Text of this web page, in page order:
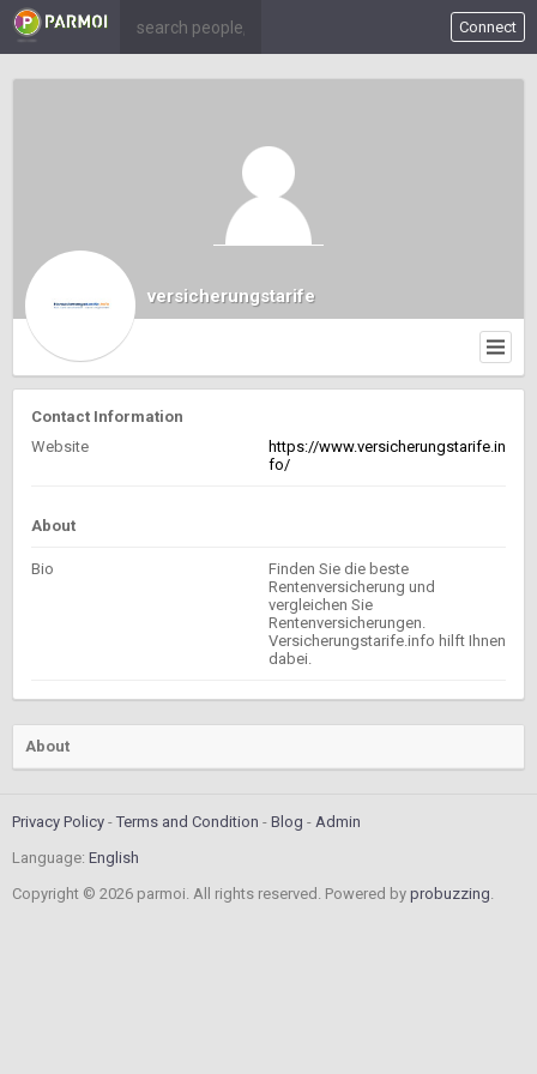
Connect
versicherungstarife
Contact Information
Website
https://www.versicherungstarife.in
fo/
About
Bio
Finden Sie die beste
Rentenversicherung und
vergleichen Sie
Rentenversicherungen.
Versicherungstarife.info hilft Ihnen
dabei.
About
Privacy Policy Terms and Condition Blog
Admin
Language: English
Copyright © 2026 parmoi. All rights reserved. Powered by probuzzing.